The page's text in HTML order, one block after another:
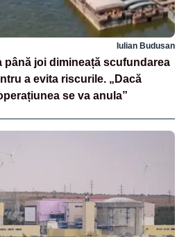
Iulian Budusan
până joi dimineață scufundarea
a evita riscurile. „Dacă
se va anula”